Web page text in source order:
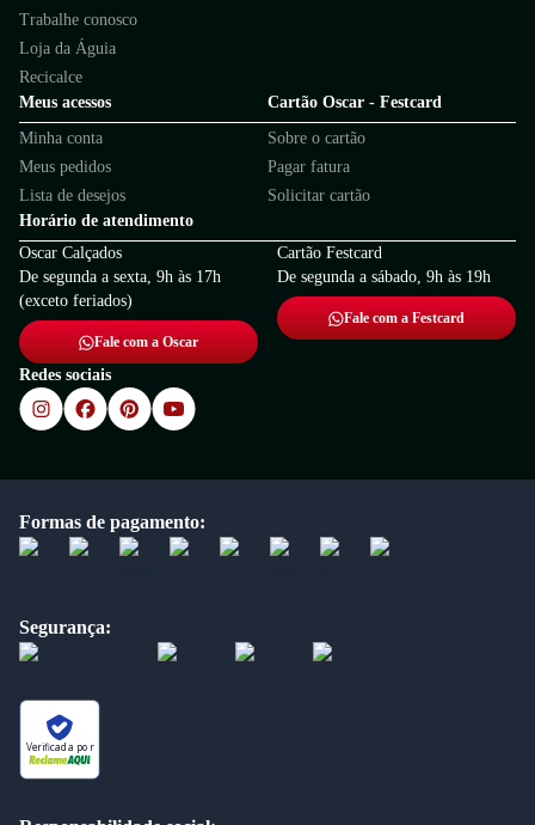
Este produto possui uma garantia contra defeitos de fabricação válida por
um período de 90 dias.
Trabalhe conosco
Loja da Águia
Recicalce
Meus acessos
Minha conta
Meus pedidos
Lista de desejos
Cartão Oscar - Festcard
Sobre o cartão
Pagar fatura
Solicitar cartão
Horário de atendimento
Oscar Calçados
De segunda a sexta, 9h às 17h
(exceto feriados)
Fale com a Oscar
Cartão Festcard
De segunda a sábado, 9h às 19h
Fale com a Festcard
Redes sociais
Formas de pagamento:
Segurança:
Verificada por